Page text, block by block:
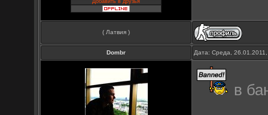
Добавить в друзья
( Латвия )
Dombr Дата: Среда,
в